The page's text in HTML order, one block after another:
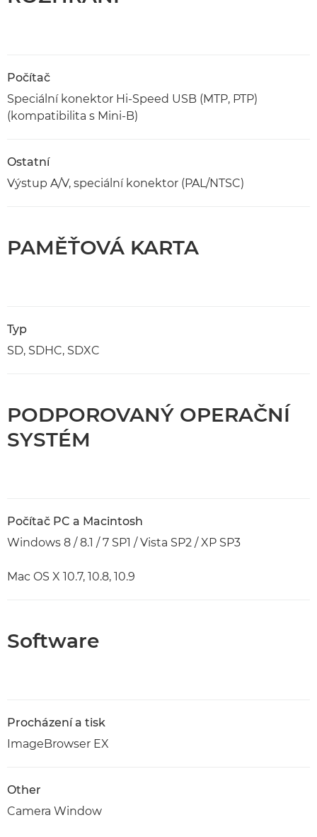
Počítač
Speciální konektor Hi-Speed USB (MTP, PTP)
(kompatibilita s Mini-B)
Ostatní
Výstup A/V, speciální konektor (PAL/NTSC)
PAMĚŤOVÁ KARTA
Typ
SD, SDHC, SDXC
PODPOROVANÝ OPERAČNÍ
SYSTÉM
Počítač PC a Macintosh
Windows 8 / 8.1 / 7 SP1 / Vista SP2 / XP SP3
Mac OS X 10.7, 10.8, 10.9
Software
Procházení a tisk
ImageBrowser EX
Other
Camera Window